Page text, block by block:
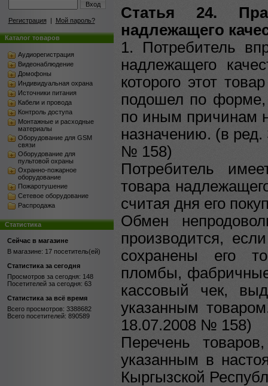
Вход
Регистрация | Мой пароль?
Каталог товаров
Аудиорегистрация
Видеонаблюдение
Домофоны
Индивидуальная охрана
Источники питания
Кабели и провода
Контроль доступа
Монтажные и расходные
материалы
Оборудование для GSM
связи
Оборудование для
пультовой охраны
Охранно-пожарное
оборудование
Пожаротушение
Сетевое оборудование
Распродажа
Статистика
Сейчас в магазине
В магазине: 17 посетитель(ей)
Статистика за сегодня
Просмотров за сегодня: 148
Посетителей за сегодня: 63
Статистика за всё время
Всего просмотров: 3388682
Всего посетителей: 890589
Статья 24.
надлежащего
1. Потребитель
надлежащего
которого этот
подошел по форме,
по иным причинам
назначению. (в ред.
№ 158)
Потребитель
товара
считая дня его
Обмен
производится,
сохранены его
пломбы,
кассовый чек,
указанным
18.07.2008 № 158)
Перечень
указанным в
Кыргызской